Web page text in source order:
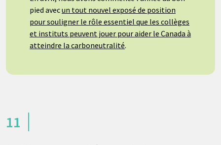
pied avecun tout nouvel exposé de position
pour souligner le rôle essentiel que les collèges
et instituts peuvent jouer pour aider le Canada à
atteindre la carboneutralité.
11